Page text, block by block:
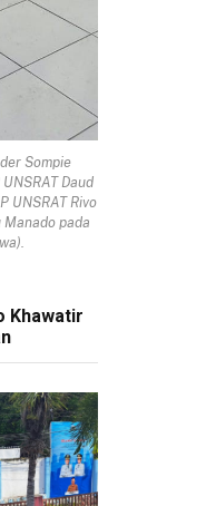
Sompie
Daud
UNSRAT Rivo
Manado pada
Khawatir